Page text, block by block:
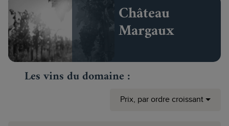
Château
Margaux
Les vins du domaine :
Prix, par ordre croissant